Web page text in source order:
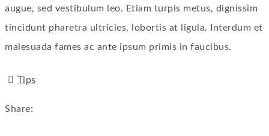
augue, sed vestibulum leo. Etiam turpis metus, dignissim
tincidunt pharetra ultricies, lobortis at ligula. Interdum et
malesuada fames ac ante ipsum primis in faucibus.
Tips
Share: